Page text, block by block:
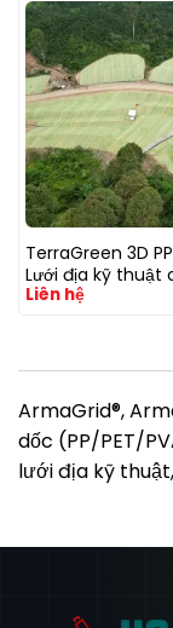
TerraGreen 3D
Lưới địa kỹ thuật
mòn sạc lỡ dốc núi
Liên hệ
ArmaGrid®,
dốc (PP/PET/
lưới địa kỹ